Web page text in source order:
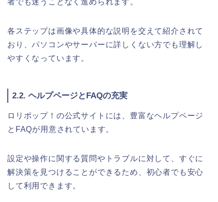
者でも迷うことなく進められます。
各ステップは画像や具体的な説明を交えて紹介されて
おり、パソコンやサーバーに詳しくない方でも理解し
やすくなっています。
2.2. ヘルプページとFAQの充実
ロリポップ！の公式サイトには、豊富なヘルプページ
とFAQが用意されています。
設定や操作に関する質問やトラブルに対して、すぐに
解決策を見つけることができるため、初心者でも安心
して利用できます。